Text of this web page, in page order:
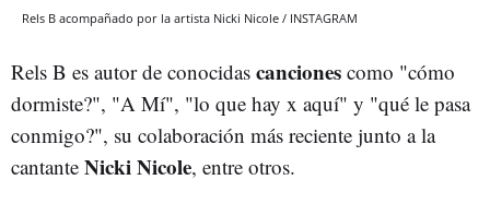
Rels B acompañado por la artista Nicki Nicole / INSTAGRAM
Rels B es autor de conocidas canciones como "cómo
dormiste?", "A Mí", "lo que hay x aquí" y "qué le pasa
conmigo?", su colaboración más reciente junto a la
cantante Nicki Nicole, entre otros.